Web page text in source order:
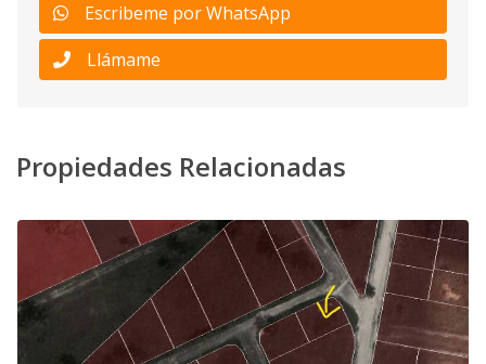
Escribeme por WhatsApp
Llámame
Propiedades Relacionadas